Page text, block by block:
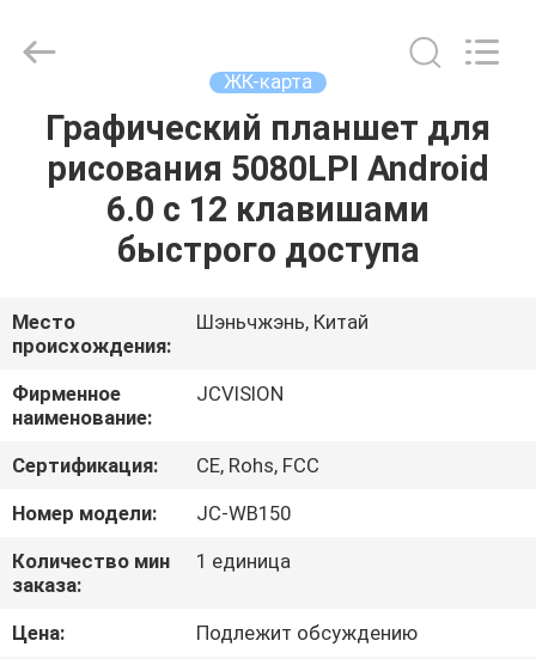
ДОМОЙ
ПРОДУКТЫ
НАС
ЭКСКУРСИЯ
ПО
ЗАВОДУ
КОНТРОЛЬ
КАЧЕСТВА
Interactive
Technology
Reserved.
ЖК-карта
Графический планшет для
рисования 5080LPI Android
6.0 с 12 клавишами
быстрого доступа
Место
происхождения:
Шэньчжэнь, Китай
Фирменное
наименование:
JCVISION
Сертификация:
CE, Rohs, FCC
Номер модели:
JC-WB150
Количество мин
заказа:
1 единица
Цена:
Подлежит обсуждению